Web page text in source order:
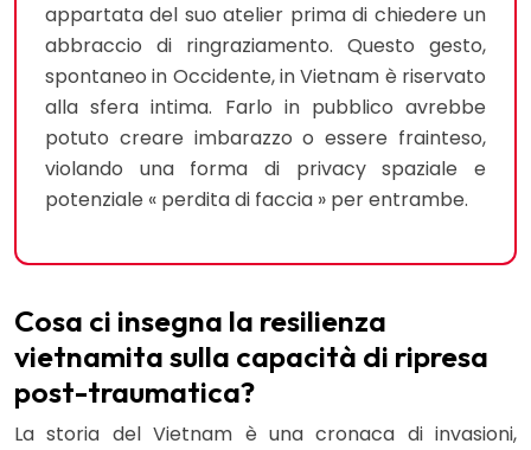
appartata del suo atelier prima di chiedere un
abbraccio di ringraziamento. Questo gesto,
spontaneo in Occidente, in Vietnam è riservato
alla sfera intima. Farlo in pubblico avrebbe
potuto creare imbarazzo o essere frainteso,
violando una forma di privacy spaziale e
potenziale « perdita di faccia » per entrambe.
Cosa ci insegna la resilienza
vietnamita sulla capacità di ripresa
post-traumatica?
La storia del Vietnam è una cronaca di invasioni,